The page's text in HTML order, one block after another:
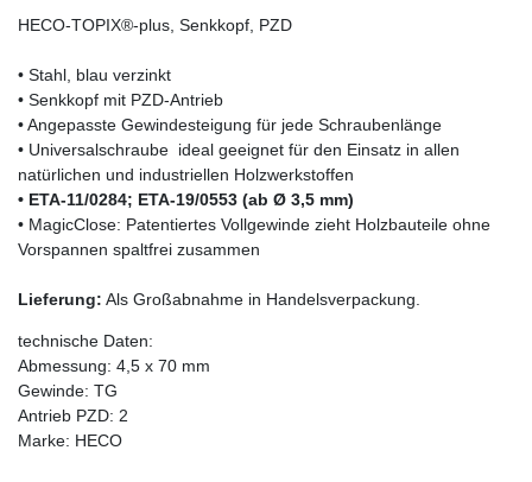
HECO-TOPIX®-plus, Senkkopf, PZD
• Stahl, blau verzinkt
• Senkkopf mit PZD-Antrieb
• Angepasste Gewindesteigung für jede Schraubenlänge
• Universalschraube  ideal geeignet für den Einsatz in allen
natürlichen und industriellen Holzwerkstoffen
• ETA-11/0284; ETA-19/0553 (ab Ø 3,5 mm)
• MagicClose: Patentiertes Vollgewinde zieht Holzbauteile ohne
Vorspannen spaltfrei zusammen
Lieferung: Als Großabnahme in Handelsverpackung.
technische Daten:
Abmessung: 4,5 x 70 mm
Gewinde: TG
Antrieb PZD: 2
Marke: HECO